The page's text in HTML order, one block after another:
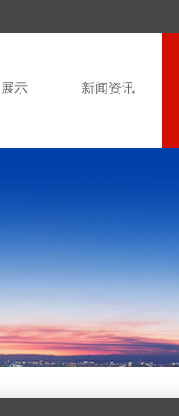
示 新闻资讯